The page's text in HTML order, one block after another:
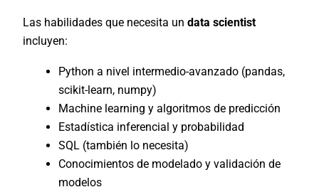
Las habilidades que necesita undata scientist
incluyen:
Python a nivel intermedio-avanzado (pandas,
scikit-learn, numpy)
Machine learning y algoritmos de predicción
Estadística inferencial y probabilidad
SQL (también lo necesita)
Conocimientos de modelado y validación de
modelos